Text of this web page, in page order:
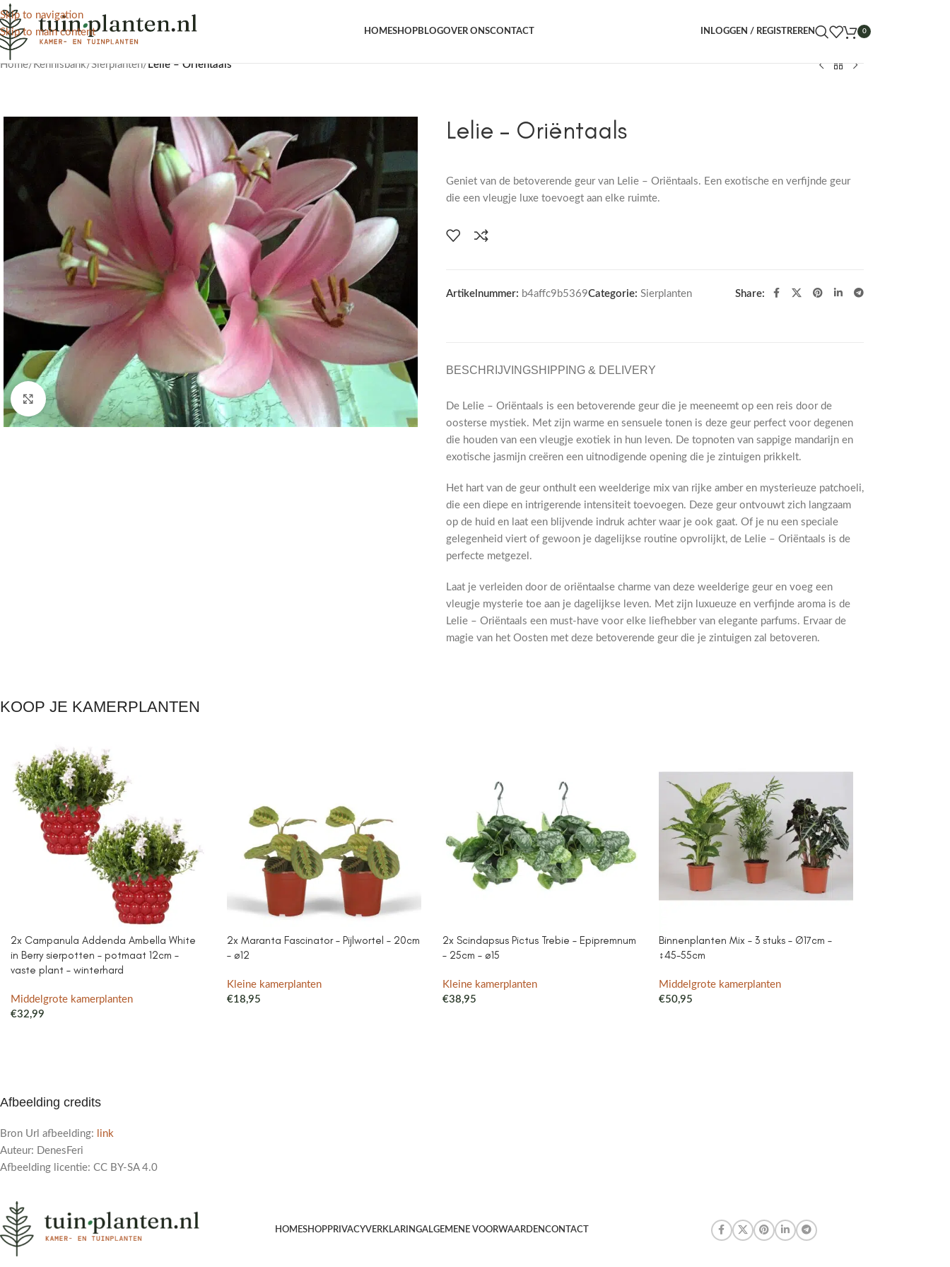
Skip to navigation
Skip to main content
HOMESHOPBLOGOVER ONSCONTACT INLOGGEN / REGISTREREN 0
Home/Kennisbank/Sierplanten/Lelie – Oriëntaals
Click to enlarge
Lelie – Oriëntaals
Geniet van de betoverende geur van Lelie – Oriëntaals. Een exotische en verfijnde geur
die een vleugje luxe toevoegt aan elke ruimte.
Artikelnummer: b4affc9b5369Categorie: Sierplanten Share:
BESCHRIJVINGSHIPPING & DELIVERY
De Lelie – Oriëntaals is een betoverende geur die je meeneemt op een reis door de
oosterse mystiek. Met zijn warme en sensuele tonen is deze geur perfect voor degenen
die houden van een vleugje exotiek in hun leven. De topnoten van sappige mandarijn en
exotische jasmijn creëren een uitnodigende opening die je zintuigen prikkelt.
Het hart van de geur onthult een weelderige mix van rijke amber en mysterieuze patchoeli,
die een diepe en intrigerende intensiteit toevoegen. Deze geur ontvouwt zich langzaam
op de huid en laat een blijvende indruk achter waar je ook gaat. Of je nu een speciale
gelegenheid viert of gewoon je dagelijkse routine opvrolijkt, de Lelie – Oriëntaals is de
perfecte metgezel.
Laat je verleiden door de oriëntaalse charme van deze weelderige geur en voeg een
vleugje mysterie toe aan je dagelijkse leven. Met zijn luxueuze en verfijnde aroma is de
Lelie – Oriëntaals een must-have voor elke liefhebber van elegante parfums. Ervaar de
magie van het Oosten met deze betoverende geur die je zintuigen zal betoveren.
KOOP JE KAMERPLANTEN
2x Campanula Addenda Ambella White
in Berry sierpotten – potmaat 12cm –
vaste plant – winterhard
Middelgrote kamerplanten
€32,99
2x Maranta Fascinator – Pijlwortel – 20cm
– ø12
Kleine kamerplanten
€18,95
2x Scindapsus Pictus Trebie – Epipremnum
– 25cm – ø15
Kleine kamerplanten
€38,95
Binnenplanten Mix – 3 stuks – Ø17cm –
↕45-55cm
Middelgrote kamerplanten
€50,95
Afbeelding credits
Bron Url afbeelding:
link
Auteur: DenesFeri
Afbeelding licentie: CC BY-SA 4.0
HOMESHOPPRIVACYVERKLARINGALGEMENE VOORWAARDENCONTACT